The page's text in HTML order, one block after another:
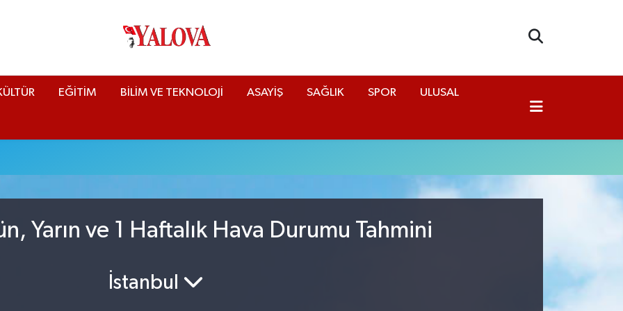
EĞİTİM BİLİM VE TEKNOLOJİ ASAYİŞ SAĞLIK SPOR ULUSAL
Yarın ve 1 Haftalık Hava Durumu Tahmini
İstanbul